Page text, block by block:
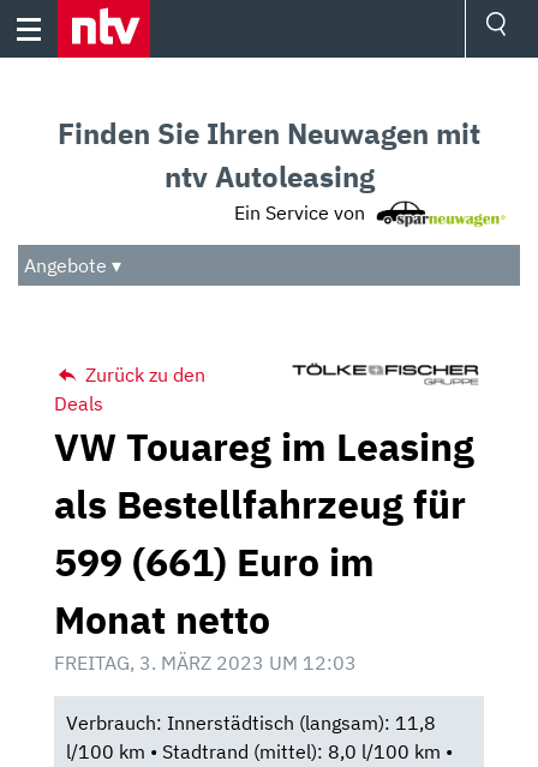
Skip
Audio
Das Beste
Finden Sie Ihren Neuwagen mit
ntv Autoleasing
Ein Service von
Angebote ▾
Zurück zu den
Deals
VW Touareg im Leasing
als Bestellfahrzeug für
599 (661) Euro im
Monat netto
FREITAG, 3. MÄRZ 2023 UM 12:03
Verbrauch: Innerstädtisch (langsam): 11,8
l/100 km • Stadtrand (mittel): 8,0 l/100 km •